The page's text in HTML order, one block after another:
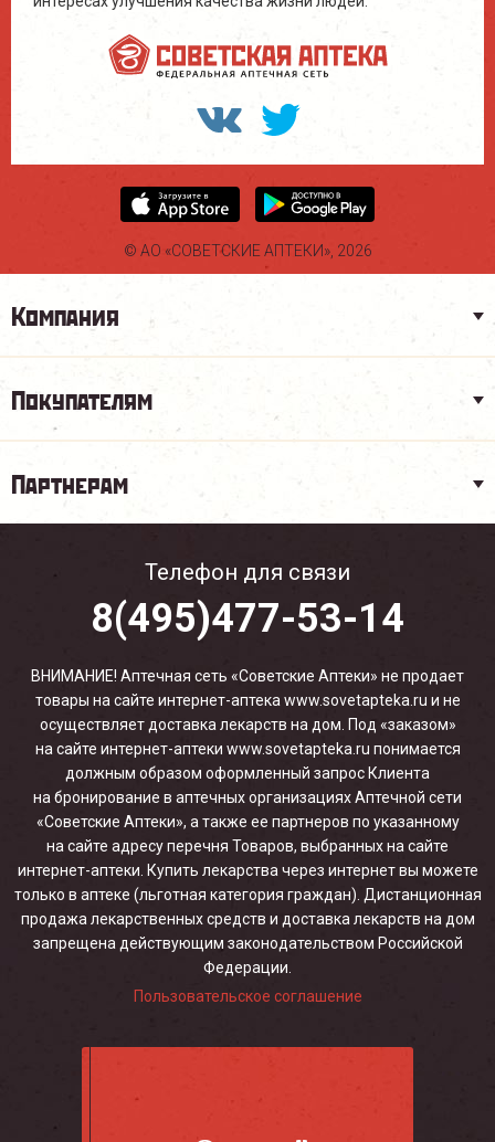
© АО «СОВЕТСКИЕ АПТЕКИ», 2026
Компания
Покупателям
Партнерам
Телефон для связи
8(495)477-53-14
ВНИМАНИЕ! Аптечная сеть «Советские Аптеки» не продает
товары на сайте интернет-аптека www.sovetapteka.ru и не
осуществляет доставка лекарств на дом. Под «заказом»
на сайте интернет-аптеки www.sovetapteka.ru понимается
должным образом оформленный запрос Клиента
на бронирование в аптечных организациях Аптечной сети
«Советские Аптеки», а также ее партнеров по указанному
на сайте адресу перечня Товаров, выбранных на сайте
интернет-аптеки. Купить лекарства через интернет вы можете
только в аптеке (льготная категория граждан). Дистанционная
продажа лекарственных средств и доставка лекарств на дом
запрещена действующим законодательством Российской
Федерации.
Пользовательское соглашение